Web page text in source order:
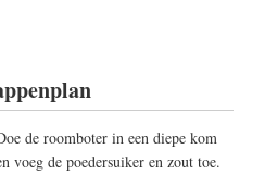
de roomboter in een diepe kom
voeg de poedersuiker en zout toe.